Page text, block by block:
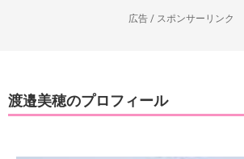
広告 / スポンサーリンク
渡邉美穂のプロフィール